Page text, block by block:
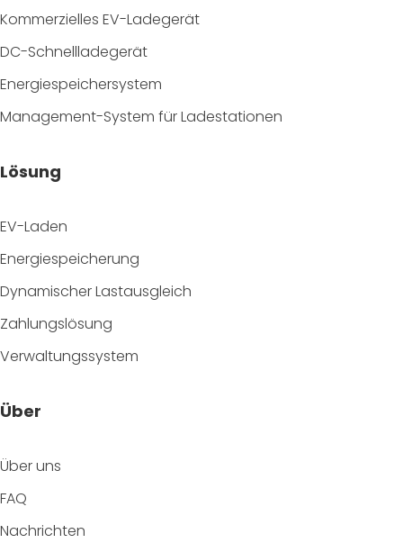
Kommerzielles EV-Ladegerät
DC-Schnellladegerät
Energiespeichersystem
Management-System für Ladestationen
Lösung
EV-Laden
Energiespeicherung
Dynamischer Lastausgleich
Zahlungslösung
Verwaltungssystem
Über
Über uns
FAQ
Nachrichten